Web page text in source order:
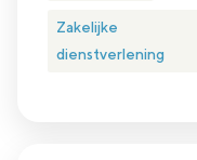
Zakelijke
dienstverlening